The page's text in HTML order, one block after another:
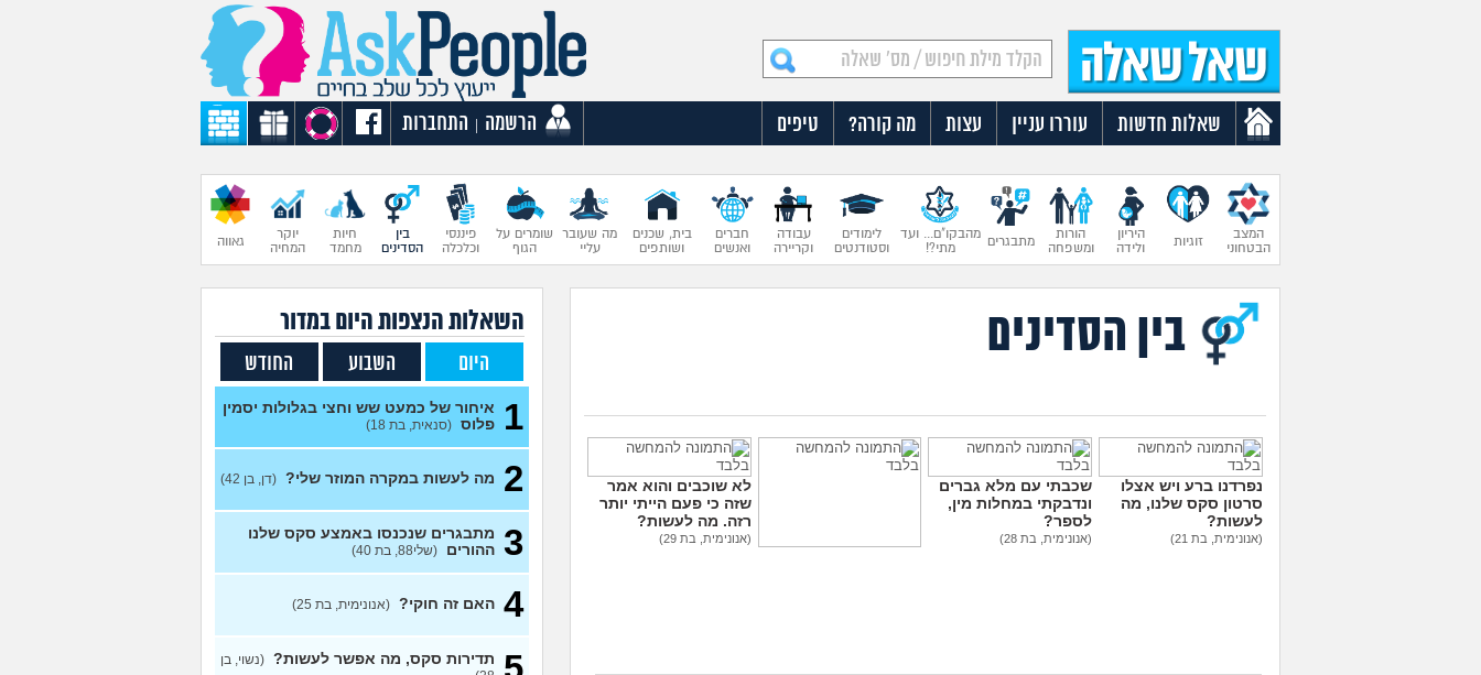
שאלות חדשות עוררו עניין עצות מה קורה? טיפים הרשמה התחברות
המצב
הבטחוני
זוגיות
היריון
ולידה
הורות
ומשפחה
מתבגרים
מהבקו"ם... ועד
מתי?!
לימודים
וסטודנטים
עבודה
וקריירה
חברים
ואנשים
בית, שכנים
ושותפים
מה שעובר
עליי
שומרים על
הגוף
פיננסי
וכלכלה
בין
הסדינים
חיות
מחמד
יוקר
המחיה
גאווה
בין הסדינים
נפרדנו ברע ויש אצלו
סרטון סקס שלנו, מה
לעשות?
(אנונימית, בת 21)
שכבתי עם מלא גברים
ונדבקתי במחלות מין,
לספר?
(אנונימית, בת 28)
לא שוכבים והוא אמר
שזה כי פעם הייתי יותר
רזה. מה לעשות?
(אנונימית, בת 29)
השאלות הנצפות היוםבמדור
היום השבוע החודש
1
איחור של כמעט שש וחצי בגלולות יסמין
פלוס(סנאית, בת 18)
2 מה לעשות במקרה המוזר שלי?(דן, בן 42)
3 מתבגרים שנכנסו באמצע סקס שלנו
ההורים(שלי88, בת 40)
4 האם זה חוקי?(אנונימית, בת 25)
תדירות סקס, מה אפשר לעשות?(נשוי, בן